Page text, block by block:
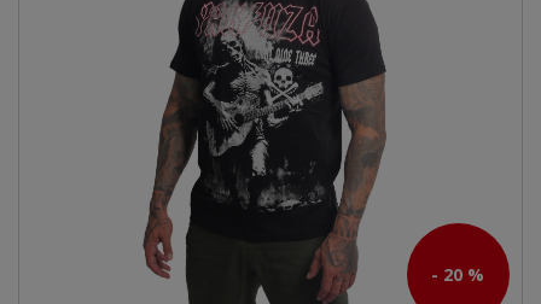
- 20 %